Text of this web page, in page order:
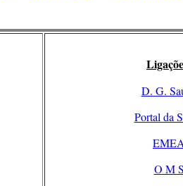
D. G.
Portal da
EMEA
O M S